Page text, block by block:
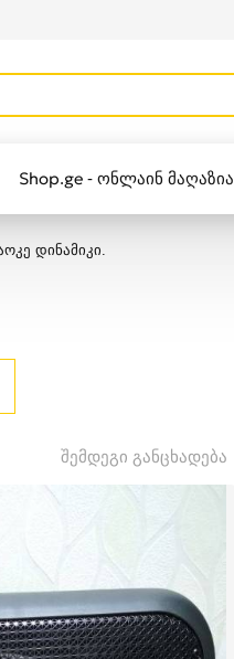
Shop.ge - ონლაინ მაღაზია
დინამიკი.
შემდეგი განცხადება